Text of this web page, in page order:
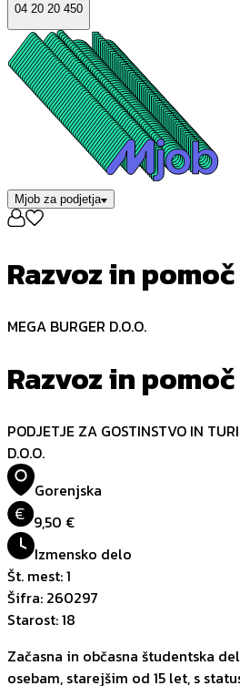
04 20 20 450
Mjob za podjetja
Razvoz in
MEGA BURGER D.O.O.
Razvoz in
PODJETJE ZA GOSTINSTVO IN
D.O.O.
Gorenjska
€ 9,50 €
Izmensko delo
Št. mest:1
Šifra: 260297
Starost:18
Začasna in občasna študentska
osebam, starejšim od 15 let, s